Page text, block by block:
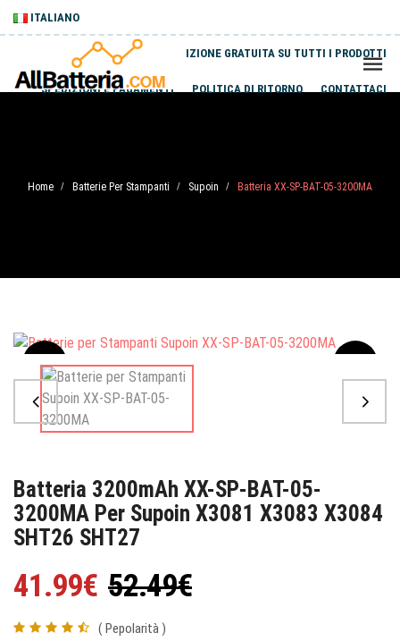
ITALIANO
SPEDIZIONE GRATUITA SU TUTTI I PRODOTTI
SPEDIZIONI E PAGAMENTI POLITICA DI RITORNO CONTATTACI
Home / Batterie Per Stampanti / Supoin / Batteria XX-SP-BAT-05-3200MA
Sale
Batteria 3200mAh XX-SP-BAT-05-
3200MA Per Supoin X3081 X3083 X3084
SHT26 SHT27
41.99€ 52.49€
( Pepolarità )